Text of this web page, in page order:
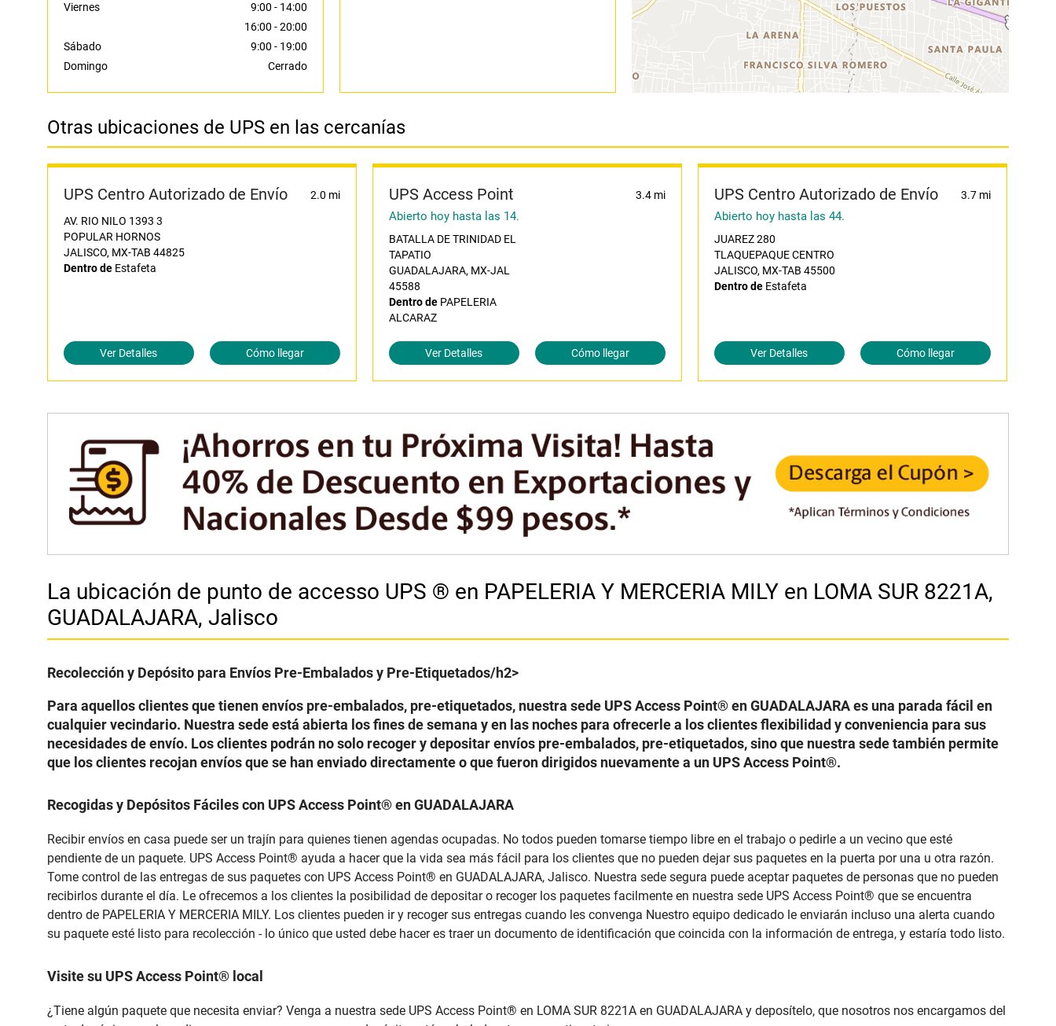
Viernes
9:00 - 14:00
16:00 -20:00
Sábado
9:00 - 19:00
Domingo
Cerrado
Otras ubicaciones de UPS en las cercanías
UPS Centro Autorizado de Envío 2.0 mi
AV. RIO NILO 1393 3
POPULAR HORNOS
JALISCO, MX-TAB 44825
Dentro de Estafeta
Ver Detalles Cómo llegar
UPS Access Point 3.4 mi
Abierto hoy hasta las 14.
BATALLA DE TRINIDAD EL
TAPATIO
GUADALAJARA, MX-JAL
45588
Dentro dePAPELERIA
ALCARAZ
Ver Detalles Cómo llegar
UPS Centro Autorizado de Envío 3.7 mi
Abierto hoy hasta las 44.
JUAREZ 280
TLAQUEPAQUE CENTRO
JALISCO, MX-TAB 45500
Dentro deEstafeta
Ver Detalles Cómo llegar
La ubicación de punto de accesso UPS ® en PAPELERIA Y MERCERIA MILY en LOMA SUR 8221A,
GUADALAJARA, Jalisco
Recolección y Depósito para Envíos Pre-Embalados y Pre-Etiquetados/h2>
Para aquellos clientes que tienen envíos pre-embalados, pre-etiquetados, nuestra sede UPS Access Point® en GUADALAJARA es una parada fácil en
cualquier vecindario. Nuestra sede está abierta los fines de semana y en las noches para ofrecerle a los clientes flexibilidad y conveniencia para sus
necesidades de envío. Los clientes podrán no solo recoger y depositar envíos pre-embalados, pre-etiquetados, sino que nuestra sede también permite
que los clientes recojan envíos que se han enviado directamente o que fueron dirigidos nuevamente a un UPS Access Point®.
Recogidas y Depósitos Fáciles con UPS Access Point® en GUADALAJARA
Recibir envíos en casa puede ser un trajín para quienes tienen agendas ocupadas. No todos pueden tomarse tiempo libre en el trabajo o pedirle a un vecino que esté
pendiente de un paquete. UPS Access Point® ayuda a hacer que la vida sea más fácil para los clientes que no pueden dejar sus paquetes en la puerta por una u otra razón.
Tome control de las entregas de sus paquetes con UPS Access Point® en GUADALAJARA, Jalisco. Nuestra sede segura puede aceptar paquetes de personas que no pueden
recibirlos durante el día. Le ofrecemos a los clientes la posibilidad de depositar o recoger los paquetes facilmente en nuestra sede UPS Access Point® que se encuentra
dentro de PAPELERIA Y MERCERIA MILY. Los clientes pueden ir y recoger sus entregas cuando les convenga Nuestro equipo dedicado le enviarán incluso una alerta cuando
su paquete esté listo para recolección - lo único que usted debe hacer es traer un documento de identificación que coincida con la información de entrega, y estaría todo listo.
Visite su UPS Access Point® local
¿Tiene algún paquete que necesita enviar? Venga a nuestra sede UPS Access Point® en LOMA SUR 8221A en GUADALAJARA y deposítelo, que nosotros nos encargamos del